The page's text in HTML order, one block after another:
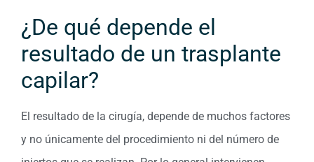
¿De qué depende el
resultado de un trasplante
capilar?
El resultado de la cirugía, depende de muchos factores
y no únicamente del procedimiento ni del número de